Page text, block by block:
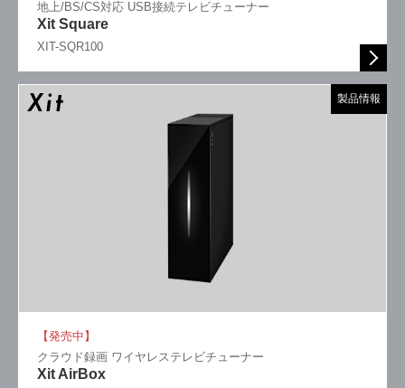
地上/BS/CS対応 USB接続テレビチューナー
Xit Square
XIT-SQR100
製品情報
【発売中】
クラウド録画 ワイヤレステレビチューナー
Xit AirBox